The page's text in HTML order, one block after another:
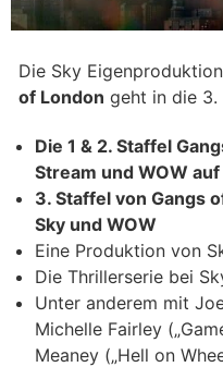
Die Sky
of London geht in die 3.
Die 1 & 2. Staffel
Stream und WOW
3. Staffel von Gangs
Sky und WOW
Eine Produktion von
Die Thrillerserie bei
Unter anderem mit
Michelle Fairley
Meaney („Hell on